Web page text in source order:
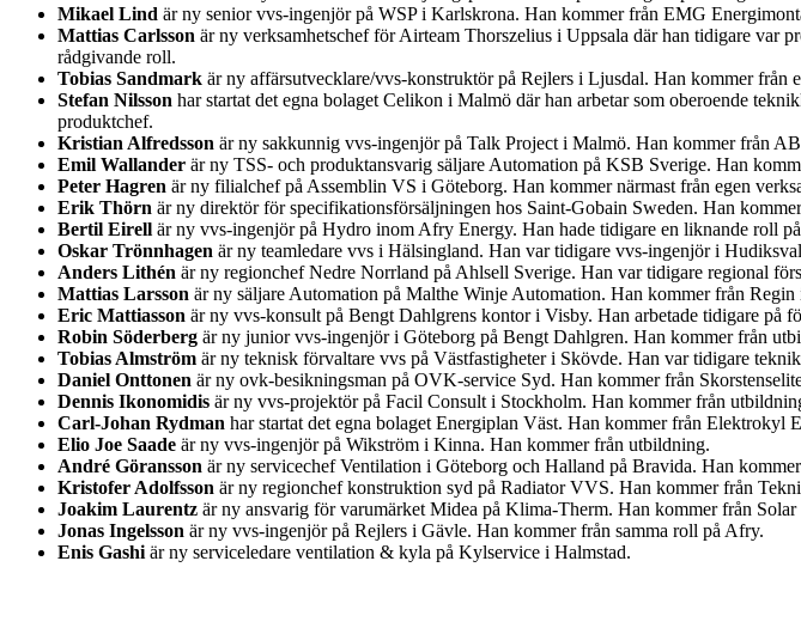
Mikael Lind är ny senior vvs-ingenjör på WSP i Karlskrona. Han kommer från EMG
Mattias Carlsson är ny verksamhetschef för Airteam Thorszelius i Uppsala där han tidigare var
rådgivande roll.
Tobias Sandmark är ny affärsutvecklare/vvs-konstruktör på Rejlers i Ljusdal. Han kommer från
Stefan Nilsson har startat det egna bolaget Celikon i Malmö där han arbetar som oberoende
produktchef.
Kristian Alfredsson är ny sakkunnig vvs-ingenjör på Talk Project i Malmö. Han kommer från
Emil Wallander är ny TSS- och produktansvarig säljare Automation på KSB Sverige. Han
Peter Hagren är ny filialchef på Assemblin VS i Göteborg. Han kommer närmast från egen
Erik Thörn är ny direktör för specifikationsförsäljningen hos Saint-Gobain Sweden. Han
Bertil Eirell är ny vvs-ingenjör på Hydro inom Afry Energy. Han hade tidigare en liknande roll
Oskar Trönnhagen är ny teamledare vvs i Hälsingland. Han var tidigare vvs-ingenjör i
Anders Lithén är ny regionchef Nedre Norrland på Ahlsell Sverige. Han var tidigare regional
Mattias Larsson är ny säljare Automation på Malthe Winje Automation. Han kommer från
Eric Mattiasson är ny vvs-konsult på Bengt Dahlgrens kontor i Visby. Han arbetade tidigare på
Robin Söderberg är ny junior vvs-ingenjör i Göteborg på Bengt Dahlgren. Han kommer från
Tobias Almström är ny teknisk förvaltare vvs på Västfastigheter i Skövde. Han var tidigare
Daniel Onttonen är ny ovk-besikningsman på OVK-service Syd. Han kommer från
Dennis Ikonomidis är ny vvs-projektör på Facil Consult i Stockholm. Han kommer från
Carl-Johan Rydman har startat det egna bolaget Energiplan Väst. Han kommer från Elektrokyl
Elio Joe Saade är ny vvs-ingenjör på Wikström i Kinna. Han kommer från utbildning.
André Göransson är ny servicechef Ventilation i Göteborg och Halland på Bravida. Han
Kristofer Adolfsson är ny regionchef konstruktion syd på Radiator VVS. Han kommer från
Joakim Laurentz är ny ansvarig för varumärket Midea på Klima-Therm. Han kommer från
Jonas Ingelsson är ny vvs-ingenjör på Rejlers i Gävle. Han kommer från samma roll på Afry.
Enis Gashi är ny serviceledare ventilation & kyla på Kylservice i Halmstad.